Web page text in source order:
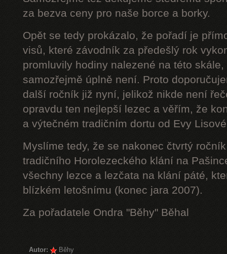
za bezva ceny pro naše borce a borky.
Opět se tedy prokázalo, že pořadí je
visů, které závodník za předešlý rok
promluvily hodiny nalezené na této
samozřejmě úplně není. Proto
další ročník již nyní, jelikož nikde není
opravdu ten nejlepší lezec a věřím, že
a výtečném tradičním dortu od Evy
Myslíme tedy, že se nakonec čtvrtý
tradičního Horolezeckého klání na
všechny lezce a lezčata na klání páté,
blízkém letošnímu (konec jara 2007).
Za pořadatele Ondra "Běhy" Běhal
Autor:
Běhy